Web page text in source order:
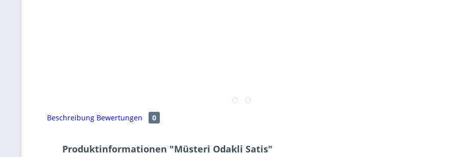
Beschreibung Bewertungen 0
Produktinformationen "Müsteri Odakli Satis"